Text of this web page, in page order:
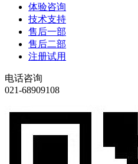
体验咨询
技术支持
售后一部
售后二部
注册试用
电话咨询
021-68909108